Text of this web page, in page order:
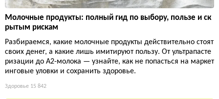
Молочные продукты: полный гид по выбору, пользе и ск
рытым рискам
Разбираемся, какие молочные продукты действительно стоят
своих денег, а какие лишь имитируют пользу. От ультрапасте
ризации до А2-молока — узнайте, как не попасться на маркет
инговые уловки и сохранить здоровье.
Здоровье 15 842